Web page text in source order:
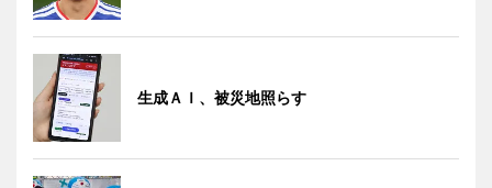
生成ＡＩ、被災地照らす